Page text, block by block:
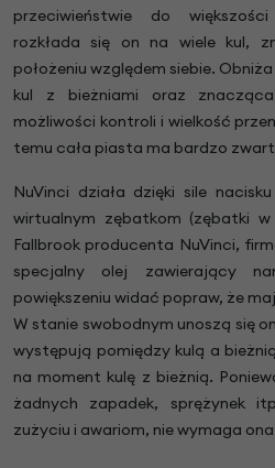
przeciwieństwie do
rozkłada się on na wiele kul,
położeniu względem siebie.
kul z bieżniami oraz
możliwości kontroli i wielkość
temu cała piasta ma bardzo
NuVinci działa dzięki sile
wirtualnym zębatkom (zębatki
Fallbrook producenta NuVinci,
specjalny olej zawierający
powiększeniu widać popraw, że
W stanie swobodnym unoszą się
występują pomiędzy kulą a
na moment kulę z bieżnią.
żadnych zapadek, sprężynek
zużyciu i awariom, nie wymaga